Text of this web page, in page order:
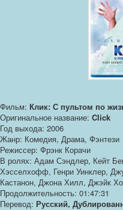
Фильм: Клик: С пультом по
Оригинальное название: Click
Год выхода: 2006
Жанр: Комедия, Драма, Фэнтези
Режиссер: Фрэнк Корачи
В ролях: Адам Сэндлер, Кейт
Хэсселхофф, Генри Уинклер,
Кастанон, Джона Хилл, Джэйк
Продолжительность: 01:47:31
Перевод: Русский,